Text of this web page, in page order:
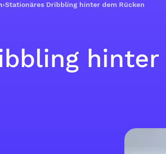
›Stationäres Dribbling hinter dem Rücken
hinter